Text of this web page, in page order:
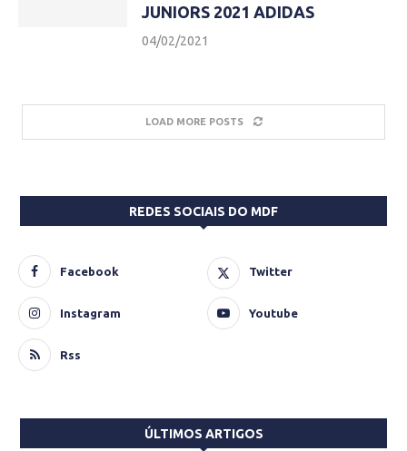
JUNIORS 2021 ADIDAS
04/02/2021
LOAD MORE POSTS
REDES SOCIAIS DO MDF
Facebook Twitter
Instagram Youtube
Rss
ÚLTIMOS ARTIGOS